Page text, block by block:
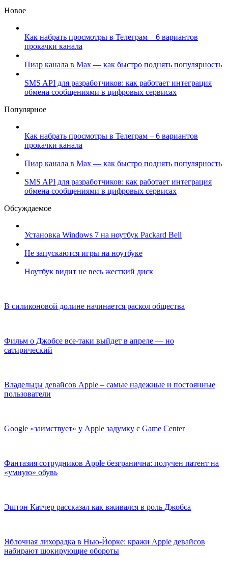
Новое
Как набрать просмотры в Телеграм – 6 вариантов
прокачки канала
Пиар канала в Max — как быстро поднять популярность
SMS API для разработчиков: как работает интеграция
обмена сообщениями в цифровых сервисах
Популярное
Как набрать просмотры в Телеграм – 6 вариантов
прокачки канала
Пиар канала в Max — как быстро поднять популярность
SMS API для разработчиков: как работает интеграция
обмена сообщениями в цифровых сервисах
Обсуждаемое
Установка Windows 7 на ноутбук Packard Bell
Не запускаются игры на ноутбуке
Ноутбук видит не весь жесткий диск
В силиконовой долине начинается раскол общества
Фильм о Джобсе все-таки выйдет в апреле — но
сатирический
Владельцы девайсов Apple – самые надежные и постоянные
пользователи
Google «заимствует» у Apple задумку с Game Center
Фантазия сотрудников Apple безгранична: получен патент на
«умную» обувь
Эштон Катчер рассказал как вживался в роль Джобса
Яблочная лихорадка в Нью-Йорке: кражи Apple девайсов
набирают шокирующие обороты